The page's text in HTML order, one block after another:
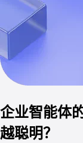
企业智能体
越聪明？